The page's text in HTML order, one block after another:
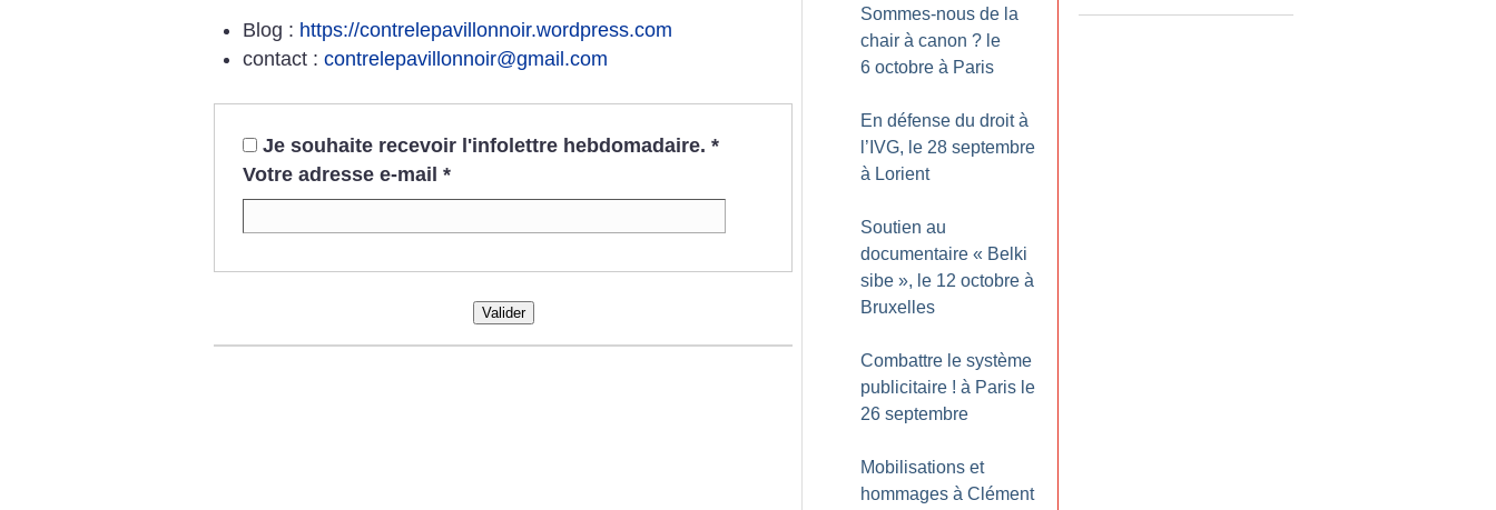
Blog : https://contrelepavillonnoir.wordpress.com
contact :contrelepavillonnoir@gmail.com
Je souhaite recevoir l'infolettre hebdomadaire. *
Votre adresse e-mail *
Valider
Sommes-nous de la
chair à canon ? le
6 octobre à Paris
En défense du droit à
l’IVG, le 28 septembre
à Lorient
Soutien au
documentaire « Belki
sibe », le 12 octobre à
Bruxelles
Combattre le système
publicitaire ! à Paris le
26 septembre
Mobilisations et
hommages à Clément